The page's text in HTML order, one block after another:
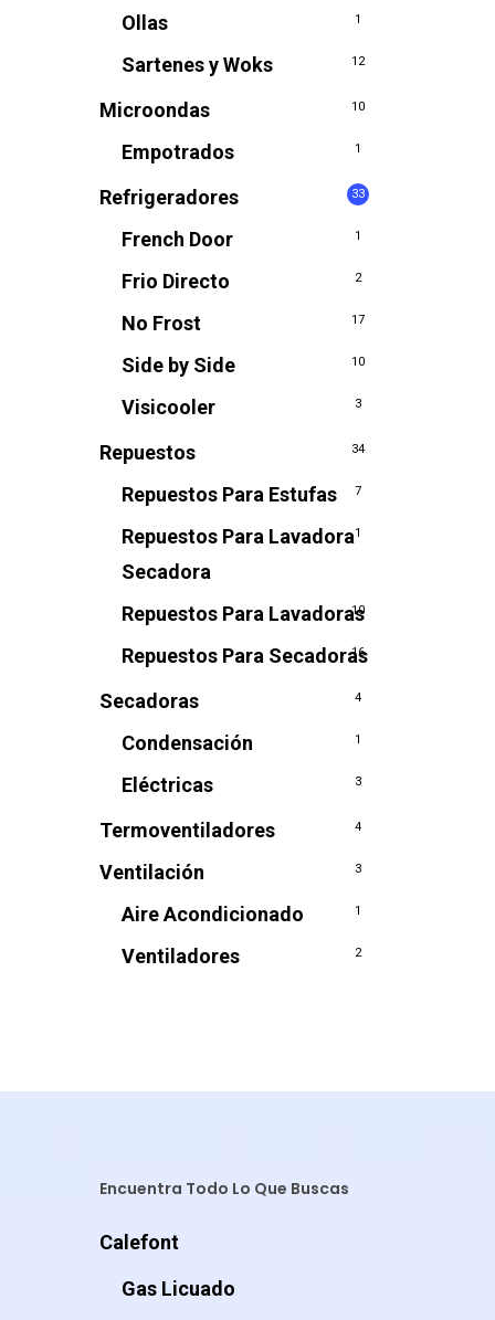
Ollas 1
Sartenes y Woks 12
Microondas 10
Empotrados 1
Refrigeradores 33
French Door 1
Frio Directo 2
No Frost 17
Side by Side 10
Visicooler 3
Repuestos 34
Repuestos Para Estufas 7
Repuestos Para Lavadora
Secadora
1
Repuestos Para Lavadoras
10
Repuestos Para Secadoras
16
Secadoras 4
Condensación 1
Eléctricas 3
Termoventiladores 4
Ventilación 3
Aire Acondicionado 1
Ventiladores 2
Encuentra Todo Lo Que Buscas
Calefont
Gas Licuado